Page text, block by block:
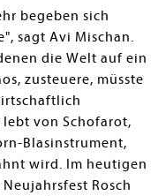
begeben sich
sagt Avi Mischan.
die Welt auf ein
zusteuere, müsste
von Schofarot,
Blasinstrument,
wird. Im heutigen
Rosch